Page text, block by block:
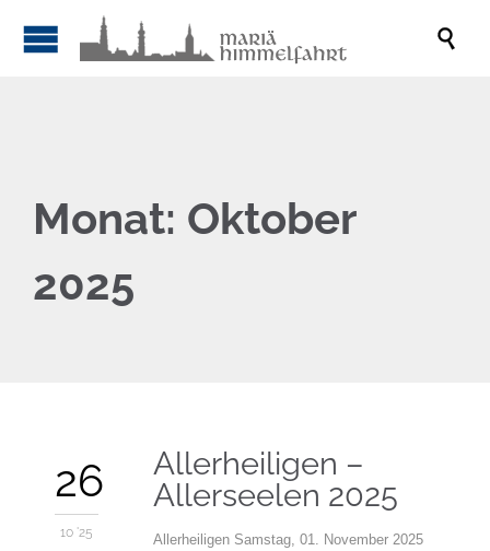

Monat: Oktober
2025
26
10 '25
Allerheiligen –
Allerseelen 2025
Allerheiligen Samstag, 01. November 2025